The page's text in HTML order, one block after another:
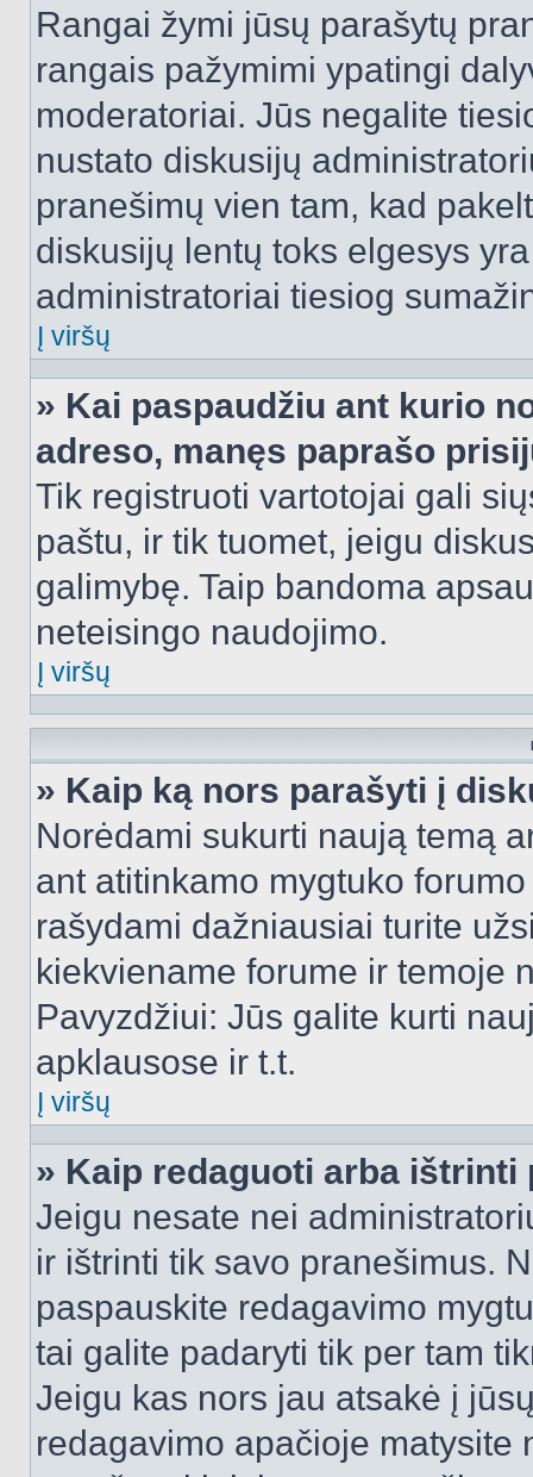
Rangai žymi jūsų parašytų
rangais pažymimi ypatingi
moderatoriai. Jūs negalite
nustato diskusijų
pranešimų vien tam, kad
diskusijų lentų toks elgesys
administratoriai tiesiog
Į viršų
» Kai paspaudžiu ant kurio
adreso, manęs paprašo
Tik registruoti vartotojai gali
paštu, ir tik tuomet, jeigu
galimybę. Taip bandoma
neteisingo naudojimo.
Į viršų
» Kaip ką nors parašyti į
Norėdami sukurti naują temą
ant atitinkamo mygtuko
rašydami dažniausiai turite
kiekviename forume ir temoje
Pavyzdžiui: Jūs galite kurti
apklausose ir t.t.
Į viršų
» Kaip redaguoti arba ištrinti
Jeigu nesate nei
ir ištrinti tik savo pranešimus.
paspauskite redagavimo
tai galite padaryti tik per tam
Jeigu kas nors jau atsakė į
redagavimo apačioje matysite